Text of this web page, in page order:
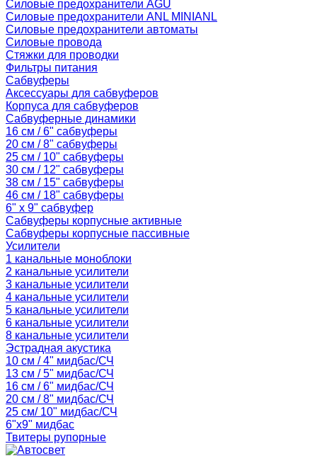
Силовые предохранители AGU
Силовые предохранители ANL MINIANL
Силовые предохранители автоматы
Силовые провода
Стяжки для проводки
Фильтры питания
Сабвуферы
Аксессуары для сабвуферов
Корпуса для сабвуферов
Сабвуферные динамики
16 см / 6" сабвуферы
20 см / 8" сабвуферы
25 см / 10" сабвуферы
30 см / 12" сабвуферы
38 см / 15" сабвуферы
46 см / 18" сабвуферы
6" x 9" сабвуфер
Сабвуферы корпусные активные
Сабвуферы корпусные пассивные
Усилители
1 канальные моноблоки
2 канальные усилители
3 канальные усилители
4 канальные усилители
5 канальные усилители
6 канальные усилители
8 канальные усилители
Эстрадная акустика
10 см / 4" мидбас/СЧ
13 см / 5" мидбас/СЧ
16 см / 6" мидбас/СЧ
20 см / 8" мидбас/СЧ
25 см/ 10" мидбас/СЧ
6"x9" мидбас
Твитеры рупорные